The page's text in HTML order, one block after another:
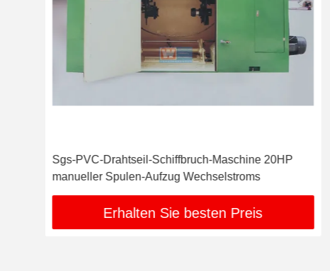
Sgs-PVC-Drahtseil-Schiffbruch-Maschine 20HP
manueller Spulen-Aufzug Wechselstroms
Erhalten Sie besten Preis